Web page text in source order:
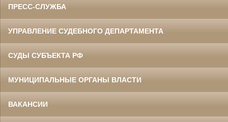
ПРЕСС-СЛУЖБА
УПРАВЛЕНИЕ СУДЕБНОГО ДЕПАРТАМЕНТА
СУДЫ СУБЪЕКТА РФ
МУНИЦИПАЛЬНЫЕ ОРГАНЫ ВЛАСТИ
ВАКАНСИИ